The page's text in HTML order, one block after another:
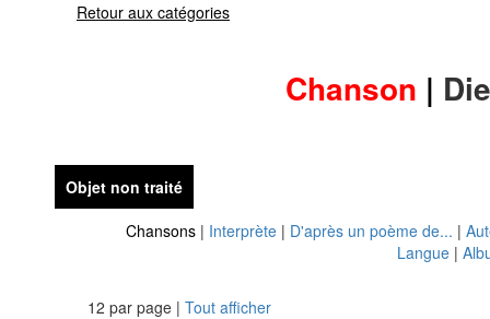
Retour aux catégories
Chanson |
Objet non traité
Chansons | Interprète | D'après un poème de... |
Langue |
12 par page | Tout afficher